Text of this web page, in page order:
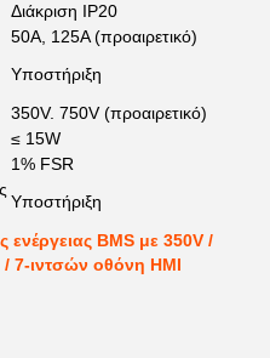
Διάκριση IP20
50A, 125A (προαιρετικό)
Υποστήριξη
350V. 750V (προαιρετικό)
≤ 15W
1% FSR
Υποστήριξη
BMS με 350V /
7-ιντσών οθόνη HMI